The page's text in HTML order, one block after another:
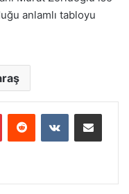
anlamlı tabloyu
PinterestReddit VKontakteE-Posta ile paylaş